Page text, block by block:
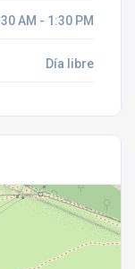
AM - 1:30 PM
Día libre